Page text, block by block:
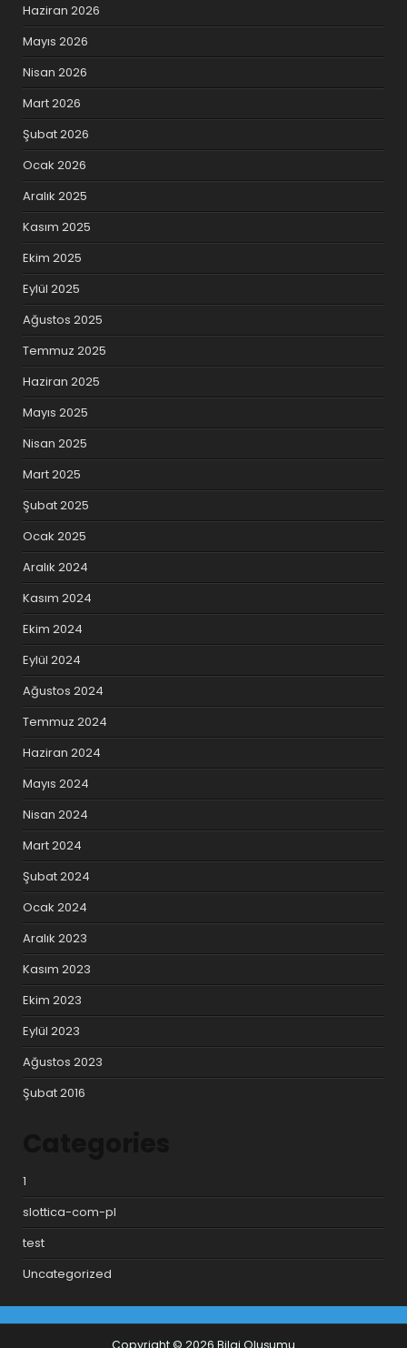
Haziran 2026
Mayıs 2026
Nisan 2026
Mart 2026
Şubat 2026
Ocak 2026
Aralık 2025
Kasım 2025
Ekim 2025
Eylül 2025
Ağustos 2025
Temmuz 2025
Haziran 2025
Mayıs 2025
Nisan 2025
Mart 2025
Şubat 2025
Ocak 2025
Aralık 2024
Kasım 2024
Ekim 2024
Eylül 2024
Ağustos 2024
Temmuz 2024
Haziran 2024
Mayıs 2024
Nisan 2024
Mart 2024
Şubat 2024
Ocak 2024
Aralık 2023
Kasım 2023
Ekim 2023
Eylül 2023
Ağustos 2023
Şubat 2016
1
slottica-com-pl
test
Uncategorized
Copyright © 2026 Bilgi Oluşumu